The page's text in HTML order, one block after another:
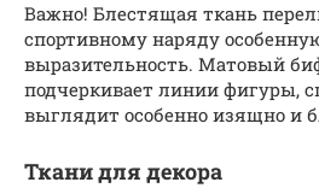
Важно! Блестящая ткань
спортивному наряду
выразительность. Матовый
подчеркивает линии фигуры,
выглядит особенно изящно и
Ткани для декора